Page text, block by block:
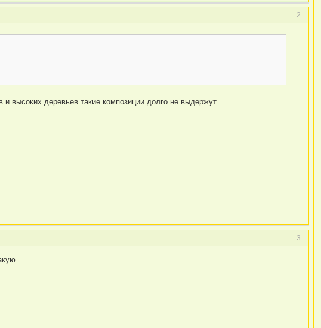
2
и высоких деревьев такие композиции долго не выдержут.
3